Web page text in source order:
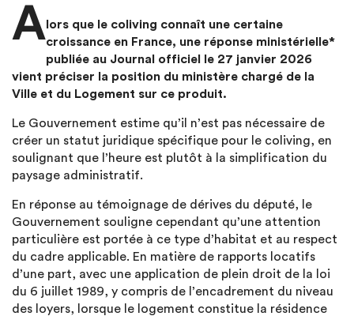
A lors que le coliving connaît une certaine
croissance en France, une réponse ministérielle*
publiée au Journal officiel le 27 janvier 2026
vient préciser la position du ministère chargé de la
Ville et du Logement sur ce produit.
Le Gouvernement estime qu’il n’est pas nécessaire de
créer un statut juridique spécifique pour le coliving, en
soulignant que l’heure est plutôt à la simplification du
paysage administratif.
En réponse au témoignage de dérives du député, le
Gouvernement souligne cependant qu’une attention
particulière est portée à ce type d’habitat et au respect
du cadre applicable. En matière de rapports locatifs
d’une part, avec une application de plein droit de la loi
du 6 juillet 1989, y compris de l’encadrement du niveau
des loyers, lorsque le logement constitue la résidence